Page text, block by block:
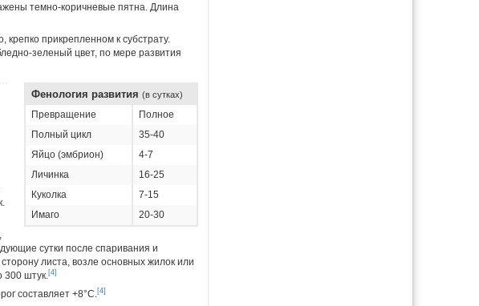
темно-коричневые пятна. Длина
крепко прикрепленном к субстрату.
зеленый цвет, по мере развития
Фенология развития (в сутках)
Превращение
Полное
Полный цикл
35-40
Яйцо (эмбрион)
4-7
Личинка
16-25
Куколка
7-15
Имаго
20-30
сутки после спаривания и
листа, возле основных жилок или
300 штук.[4]
составляет +8°C.[4]